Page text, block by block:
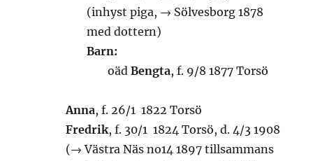
(inhyst piga, → Sölvesborg 1878
med dottern)
Barn:
oädBengta, f. 9/8 1877 Torsö
Anna, f. 26/1 1822 Torsö
Fredrik, f. 30/1 1824 Torsö, d. 4/3 1908
(→ Västra Näs no14 1897 tillsammans